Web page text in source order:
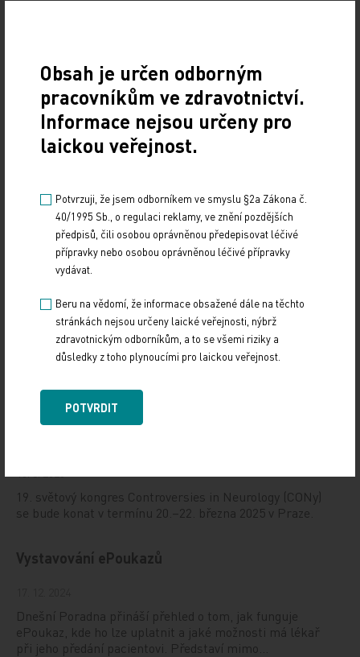
Zdroj: ČTK
FINANCE
19. světový kongres Controversies in Neurology
19. světový kongres Controversies in Neurology (CONy)
se bude konat v termínu 20.–22. března 2025 v Praze.
Vystavování ePoukazů
Dnešní Poradna přináší přehled o tom, jak funguje
ePoukaz, kde ho lze uplatnit a jaké možnosti má lékař
při jeho předání pacientovi. Představí mimo…
Obsah je určen odborným
pracovníkům ve zdravotnictví.
Informace nejsou určeny pro
laickou veřejnost.
Potvrzuji, že jsem odborníkem ve smyslu §2a Zákona č.
40/1995 Sb., o regulaci reklamy, ve znění pozdějších
předpisů, čili osobou oprávněnou předepisovat léčivé
přípravky nebo osobou oprávněnou léčivé přípravky
vydávat.
Beru na vědomí, že informace obsažené dále na těchto
stránkách nejsou určeny laické veřejnosti, nýbrž
zdravotnickým odborníkům, a to se všemi riziky a
důsledky z toho plynoucími pro laickou veřejnost.
POTVRDIT